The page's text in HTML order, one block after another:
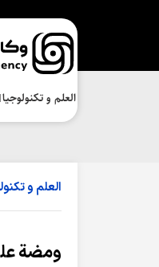
العلم و تکنولوجیا
العلم و
ومضة